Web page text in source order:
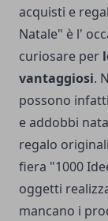
acquisti e
Natale" è l'
curiosare per
vantaggiosi.
possono
e addobbi
regalo
fiera "1000
oggetti
mancano i